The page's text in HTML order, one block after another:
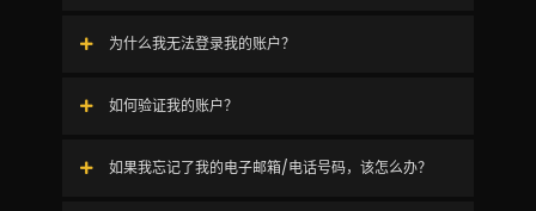
为什么我无法登录我的账户？
如何验证我的账户？
如果我忘记了我的电子邮箱/电话号码，该怎么办？